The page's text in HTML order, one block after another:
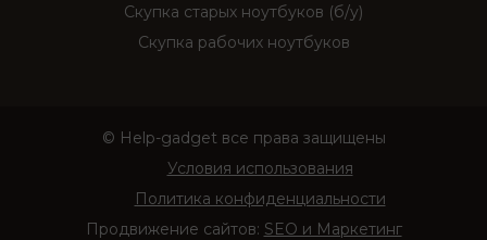
Скупка старых ноутбуков (б/у)
Скупка рабочих ноутбуков
© Help-gadget все права защищены
Условия использования
Политика конфиденциальности
Продвижение сайтов: SEO и Маркетинг